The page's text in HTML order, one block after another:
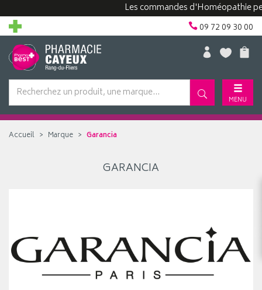
Les commandes d'Homéopathie
09 72 09 30 00
MENU
Accueil Marque Garancia
GARANCIA